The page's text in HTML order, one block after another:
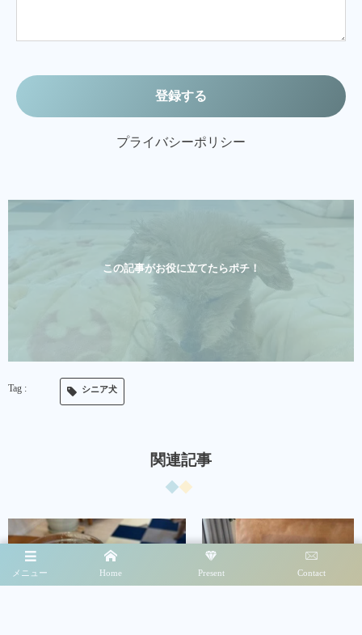
プライバシーポリシー
この記事がお役に立てたらポチ！
シニア犬
関連記事
メニュー Home Present Contact